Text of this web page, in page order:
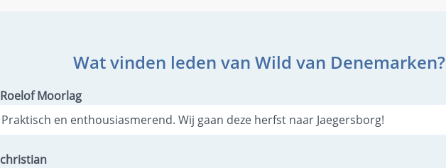
Wat vinden leden van Wild van Denemarken?
Roelof Moorlag
Praktisch en enthousiasmerend. Wij gaan deze herfst naar Jaegersborg!
christian